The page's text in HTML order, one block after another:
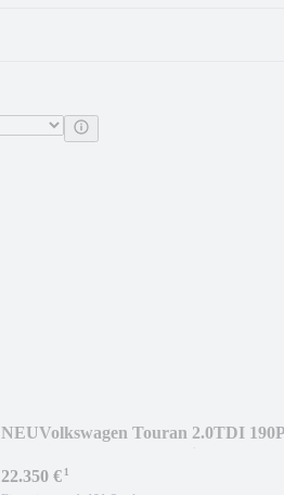
NEUVolkswagen Touran 2.0TDI
22.350 €¹